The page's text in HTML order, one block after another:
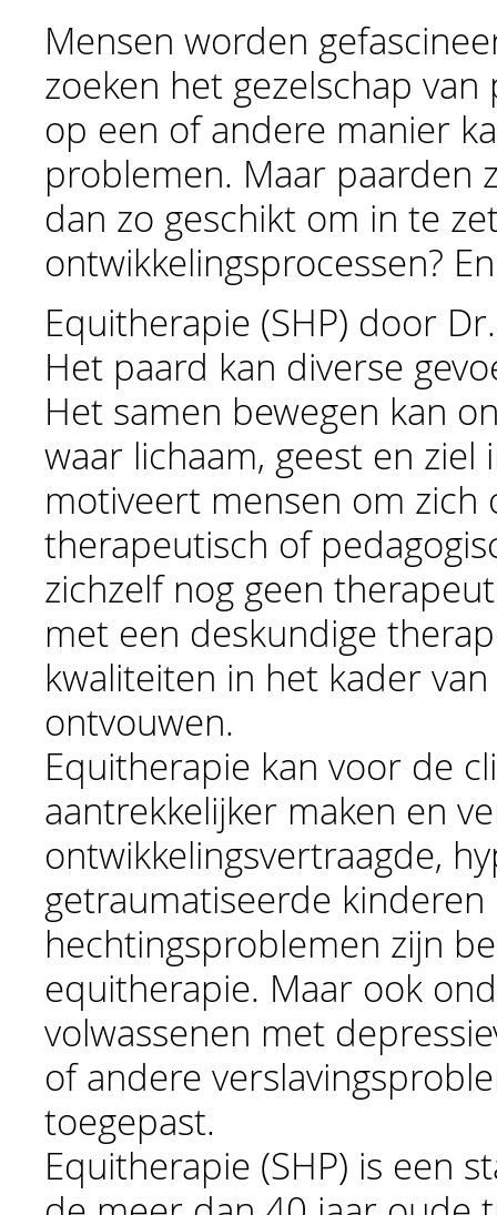
Mensen worden
zoeken het gezelschap
op een of andere manier
problemen. Maar paarden
dan zo geschikt om in te
ontwikkelingsprocessen?
Equitherapie (SHP) door
Het paard kan diverse
Het samen bewegen kan
waar lichaam, geest en
motiveert mensen om
therapeutisch of
zichzelf nog geen
met een deskundige
kwaliteiten in het kader
ontvouwen.
Equitherapie kan voor de
aantrekkelijker maken en
ontwikkelingsvertraagde,
getraumatiseerde
hechtingsproblemen zijn
equitherapie. Maar ook
volwassenen met
of andere
toegepast.
Equitherapie (SHP) is een